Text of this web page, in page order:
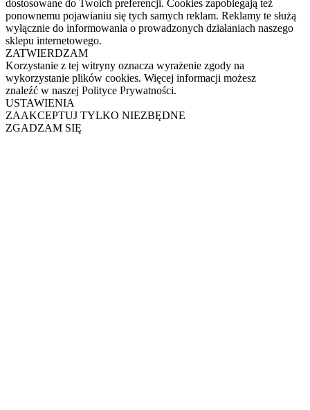
dostosowane do Twoich preferencji. Cookies zapobiegają też
ponownemu pojawianiu się tych samych reklam. Reklamy te służą
wyłącznie do informowania o prowadzonych działaniach naszego
sklepu internetowego.
ZATWIERDZAM
Korzystanie z tej witryny oznacza wyrażenie zgody na
wykorzystanie plików cookies. Więcej informacji możesz
znaleźć w naszej Polityce Prywatności.
USTAWIENIA
ZAAKCEPTUJ TYLKO NIEZBĘDNE
ZGADZAM SIĘ